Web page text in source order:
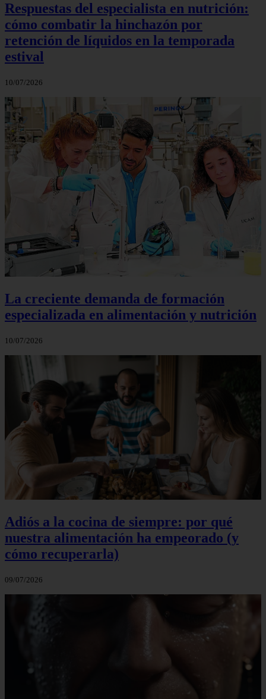
Respuestas del especialista en nutrición:
cómo combatir la hinchazón por
retención de líquidos en la temporada
estival
10/07/2026
La creciente demanda de formación
especializada en alimentación y nutrición
10/07/2026
Adiós a la cocina de siempre: por qué
nuestra alimentación ha empeorado (y
cómo recuperarla)
09/07/2026